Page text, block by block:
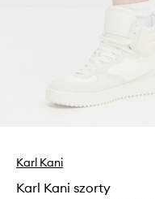
Karl Kani
Karl Kani szorty